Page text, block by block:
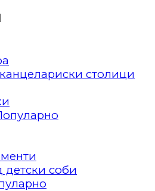
столици
детски соби